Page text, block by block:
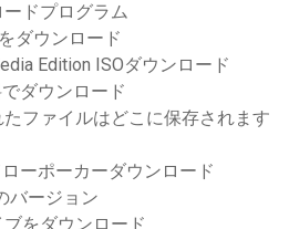
ードプログラム
ダウンロード
Edition ISOダウンロード
ダウンロード
ファイルはどこに保存されます
ーポーカーダウンロード
バージョン
をダウンロード